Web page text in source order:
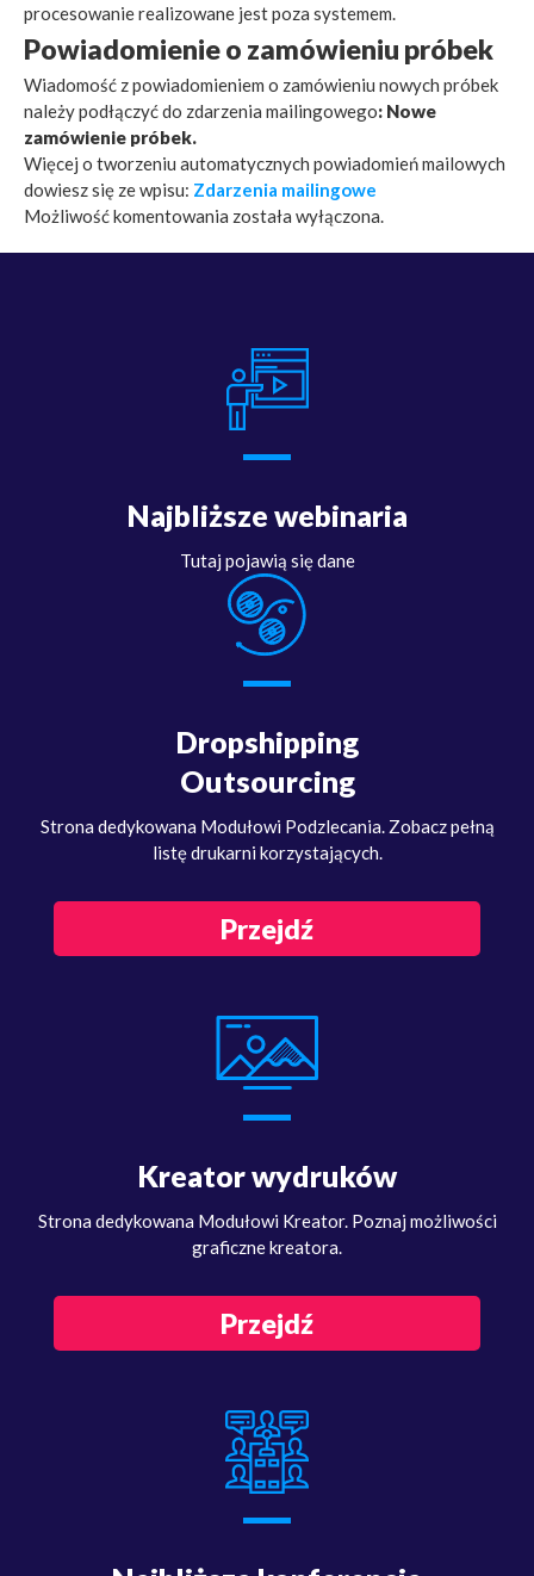
procesowanie realizowane jest poza systemem.
Powiadomienie o zamówieniu próbek
Wiadomość z powiadomieniem o zamówieniu nowych próbek
należy podłączyć do zdarzenia mailingowego: Nowe
zamówienie próbek.
Więcej o tworzeniu automatycznych powiadomień mailowych
dowiesz się ze wpisu: Zdarzenia mailingowe
Możliwość komentowania została wyłączona.
Najbliższe webinaria
Tutaj pojawią się dane
Dropshipping
Outsourcing
Strona dedykowana Modułowi Podzlecania. Zobacz pełną
listę drukarni korzystających.
Przejdź
Kreator wydruków
Strona dedykowana Modułowi Kreator. Poznaj możliwości
graficzne kreatora.
Przejdź